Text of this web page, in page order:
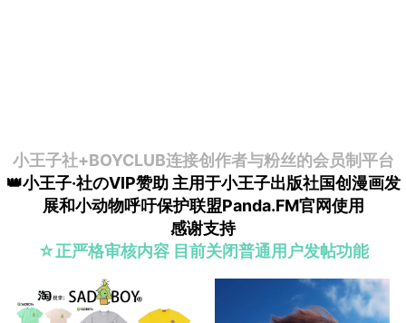
小王子社+BOYCLUB连接创作者与粉丝的会员制平台
👑小王子·社のVIP赞助 主用于小王子出版社国创漫画发
展和小动物呼吁保护联盟Panda.FM官网使用
感谢支持
☆正严格审核内容 目前关闭普通用户发帖功能